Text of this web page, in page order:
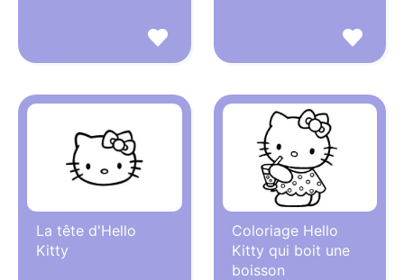
La tête d'Hello
Kitty
Coloriage Hello
Kitty qui boit une
boisson